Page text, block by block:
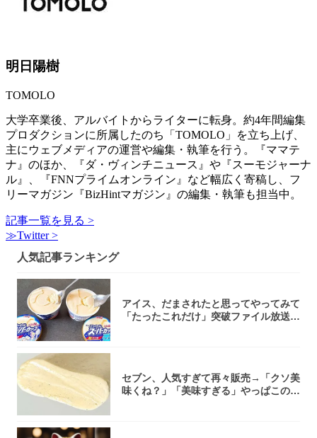
明日陽樹
TOMOLO
大学卒業後、アルバイトからライターに転身。約4年間編集
プロダクションに所属したのち「TOMOLO」を立ち上げ、
主にウェブメディアの運営や編集・執筆を行う。『ママテ
ナ』のほか、『ダ・ヴィンチニュース』や『スーモジャーナ
ル』、『FNNプライムオンライン』など幅広く寄稿し、フ
リーマガジン『BizHintマガジン』の編集・執筆も担当中。
記事一覧を見る >
≫Twitter >
人気記事ランキング
アイス、だまされたと思ってやってみて
「たったこれだけ」突破ファイル放送で
セブン、人気すぎて再々販売→「クソ美
味くね？」「美味すぎる」やっぱこのク